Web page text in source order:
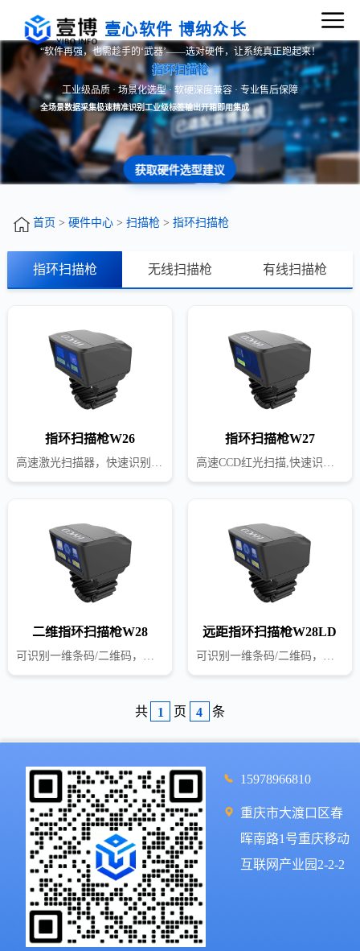
壹心软件 博纳众长
“软件再强，也需趁手的‘武器’——选对硬件，让系统真正跑起来！
指环扫描枪
工业级品质 · 场景化选型 · 软硬深度兼容 · 专业售后保障
全场景数据采集极速精准识别工业级标签输出开箱即用集成
获取硬件选型建议
首页 > 硬件中心> 扫描枪> 指环扫描枪
指环扫描枪 无线扫描枪 有线扫描枪
指环扫描枪W26 指环扫描枪W27
二维指环扫描枪W28 远距指环扫描枪W28LD
共 1 页 4 条
15978966810
重庆市大渡口区春
晖南路1号重庆移动
互联网产业园2-2-2